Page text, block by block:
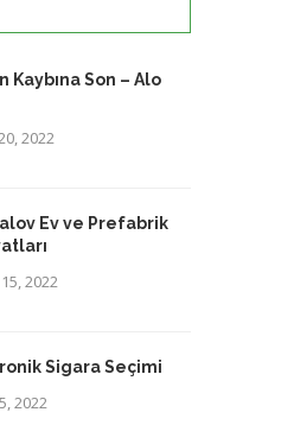
Kaybına Son – Alo
2022
Ev ve Prefabrik
2022
Sigara Seçimi
2022